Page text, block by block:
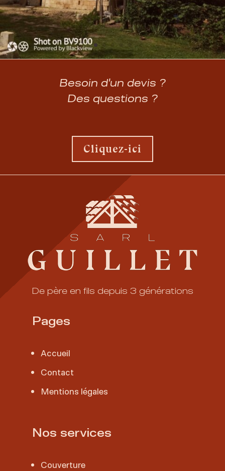
Besoin d'un devis ?
Des questions ?
Cliquez-ici
De père en fils depuis 3 générations
Pages
Accueil
Contact
Mentions légales
Nos services
Couverture